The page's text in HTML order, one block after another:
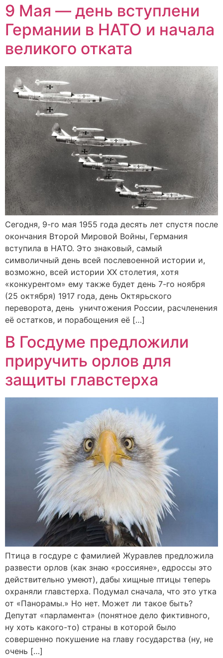
9 Мая — день вступлени
Германии в НАТО и начала
великого отката
Cегодня, 9-го мая 1955 года десять лет спустя после
окончания Второй Мировой Войны, Германия
вступила в НАТО. Это знаковый, самый
символичный день всей послевоенной истории и,
возможно, всей истории XX столетия, хотя
«конкурентом» ему также будет день 7-го ноября
(25 октября) 1917 года, день Октярьского
переворота, день уничтожения России, расчленения
её остатков, и порабощения её […]
В Госдуме предложили
приручить орлов для
защиты главстерха
Птица в госдуре с фамилией Журавлев предложила
развести орлов (как знаю «россияне», едроссы это
действительно умеют), дабы хищные птицы теперь
охраняли главстерха. Подумал сначала, что это утка
от «Панорамы.» Но нет. Может ли такое быть?
Депутат «парламента» (понятное дело фиктивного,
ну хоть какого-то) страны в которой было
совершенно покушение на главу государства (ну, не
очень […]